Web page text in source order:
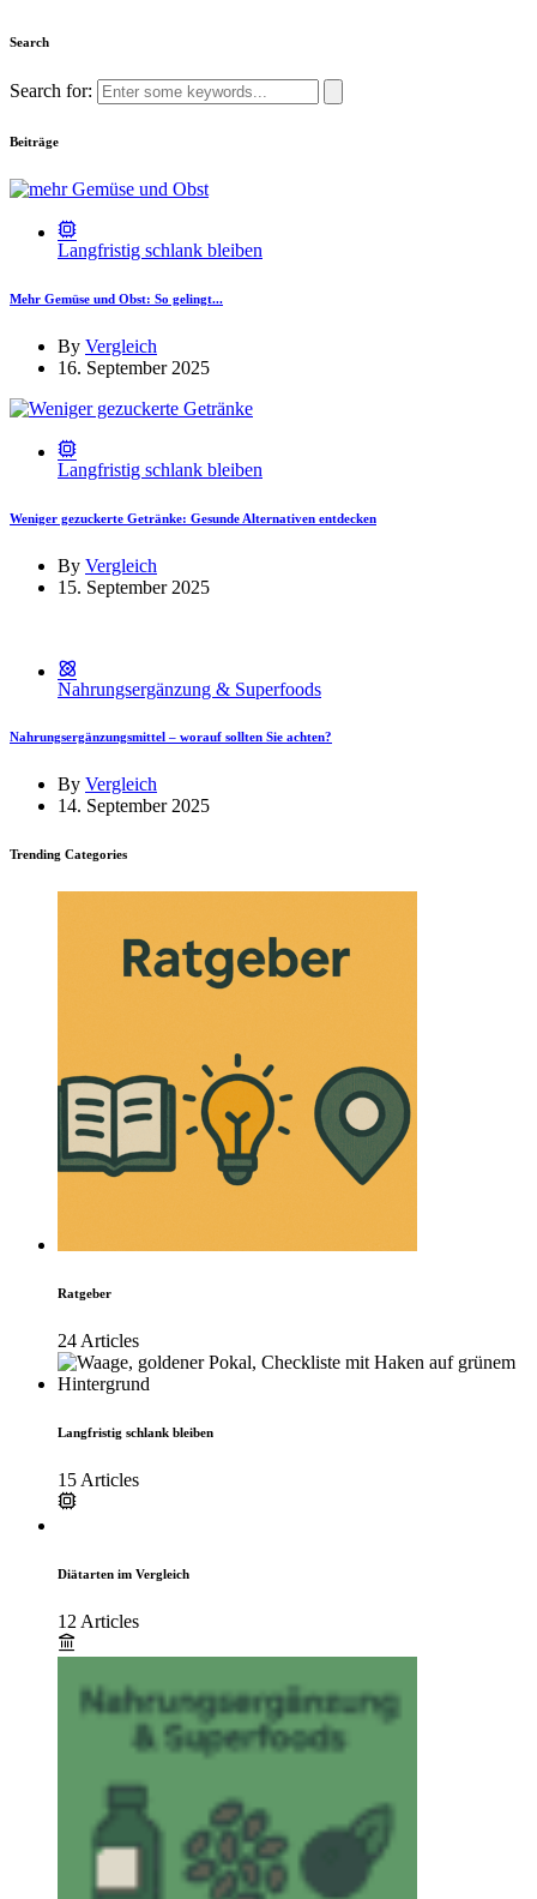
Search
Search for:
Beiträge
Langfristig schlank bleiben
Mehr Gemüse und Obst: So gelingt...
By Vergleich
16. September 2025
Langfristig schlank bleiben
Weniger gezuckerte Getränke: Gesunde Alternativen entdecken
By Vergleich
15. September 2025
Nahrungsergänzung & Superfoods
Nahrungsergänzungsmittel – worauf sollten Sie achten?
By Vergleich
14. September 2025
Trending Categories
Ratgeber
24 Articles
Langfristig schlank bleiben
15 Articles
Diätarten im Vergleich
12 Articles